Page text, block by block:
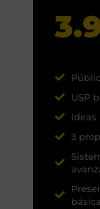
USP
Ideas
3
básica